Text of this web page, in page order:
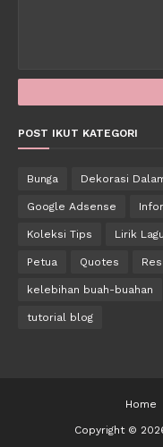
POST IKUT KATEGORI
Bunga Dekorasi
Google Adsense
Koleksi Tips Lirik Lagu
Petua Quotes
kelebihan buah-buahan
tutorial blog
Home
Copyright ©